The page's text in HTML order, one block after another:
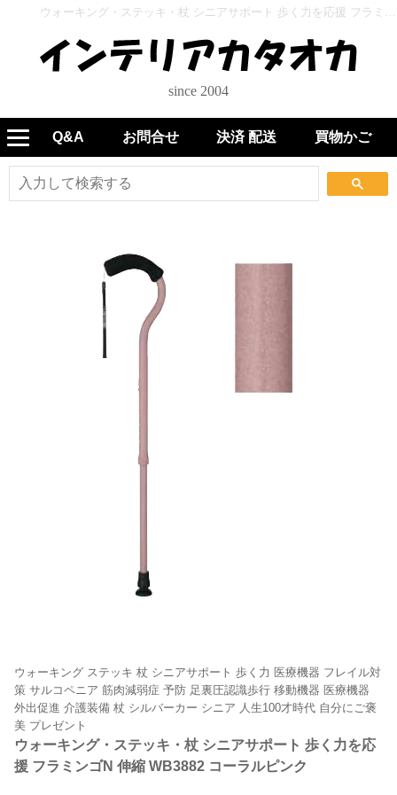
ウォーキング・ステッキ・杖 シニアサポート 歩く力を応援 フラミンゴN 伸縮 WB3882 コーラルピンク - インテリアカタオカ
since 2004
ウォーキング ステッキ 杖 シニアサポート 歩く力 医療機器 フレイル対
策 サルコペニア 筋肉減弱症 予防 足裏圧認識歩行 移動機器 医療機器
外出促進 介護装備 杖 シルバーカー シニア 人生100才時代 自分にご褒
美 プレゼント
ウォーキング・ステッキ・杖 シニアサポート 歩く力を応
援 フラミンゴN 伸縮 WB3882 コーラルピンク
Q&A お問合せ 決済 配送 買物かご